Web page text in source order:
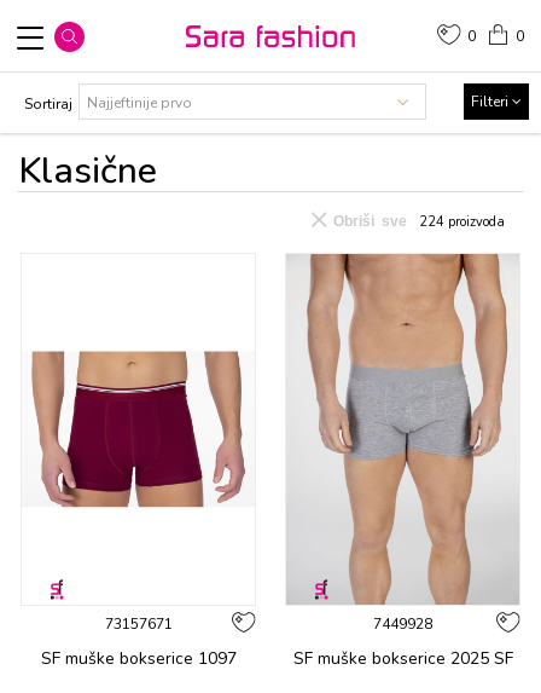
0
0
Klasičnе
Sortiraj Filteri
224 proizvoda
Obriši sve
73157671
SF muške bоksеricе 1097
7449928
SF muške bоksеricе 2025 SF